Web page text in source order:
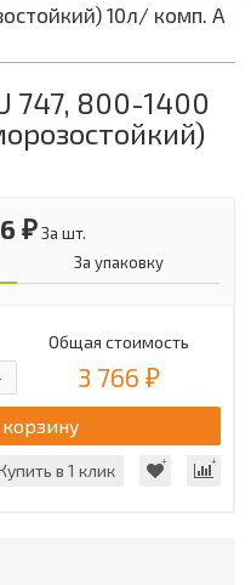
10л/ комп. А
747, 800-1400
₽За шт.
За упаковку
Общая стоимость
3 766 ₽
в 1 клик